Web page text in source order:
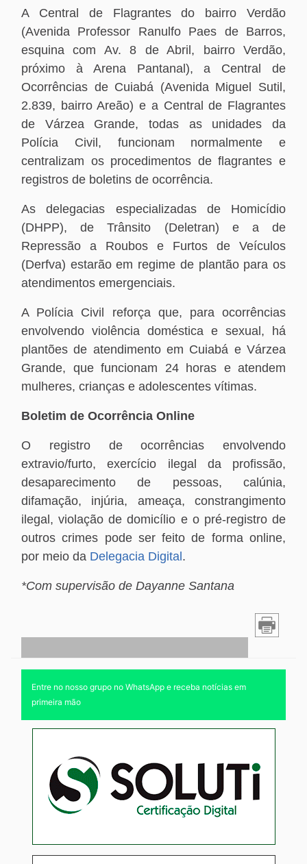
A Central de Flagrantes do bairro Verdão
(Avenida Professor Ranulfo Paes de Barros,
esquina com Av. 8 de Abril, bairro Verdão,
próximo à Arena Pantanal), a Central de
Ocorrências de Cuiabá (Avenida Miguel Sutil,
2.839, bairro Areão) e a Central de Flagrantes
de Várzea Grande, todas as unidades da
Polícia Civil, funcionam normalmente e
centralizam os procedimentos de flagrantes e
registros de boletins de ocorrência.
As delegacias especializadas de Homicídio
(DHPP), de Trânsito (Deletran) e a de
Repressão a Roubos e Furtos de Veículos
(Derfva) estarão em regime de plantão para os
atendimentos emergenciais.
A Polícia Civil reforça que, para ocorrências
envolvendo violência doméstica e sexual, há
plantões de atendimento em Cuiabá e Várzea
Grande, que funcionam 24 horas e atendem
mulheres, crianças e adolescentes vítimas.
Boletim de Ocorrência Online
O registro de ocorrências envolvendo
extravio/furto, exercício ilegal da profissão,
desaparecimento de pessoas, calúnia,
difamação, injúria, ameaça, constrangimento
ilegal, violação de domicílio e o pré-registro de
outros crimes pode ser feito de forma online,
por meio da Delegacia Digital .
*Com supervisão de Dayanne Santana
Entre no nosso grupo no WhatsApp e receba notícias em
primeira mão